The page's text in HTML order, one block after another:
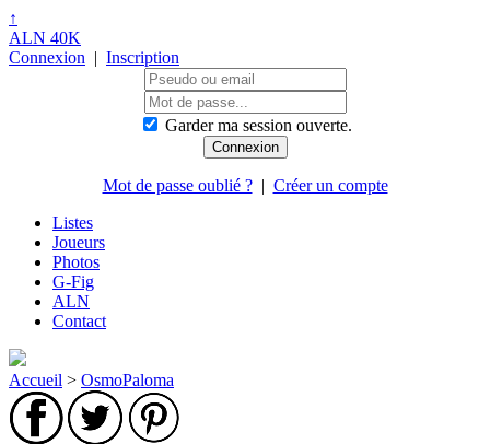
↑
ALN 40K
Connexion | Inscription
Garder ma session ouverte.
Mot de passe oublié ?| Créer un compte
Listes
Joueurs
Photos
G-Fig
ALN
Contact
Accueil > OsmoPaloma